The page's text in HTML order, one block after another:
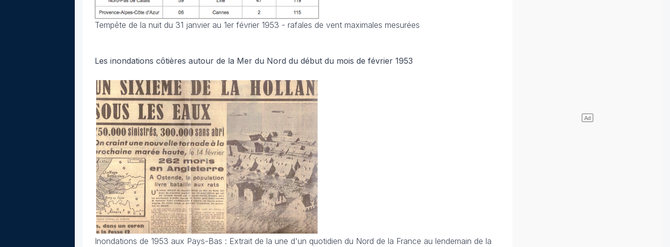
Tempête de la nuit du 31 janvier au 1er février 1953 - rafales de vent maximales mesurées
Les inondations côtières autour de la Mer du Nord du début du mois de février 1953
Inondations de 1953 aux Pays-Bas : Extrait de la une d'un quotidien du Nord de la France au lendemain de la